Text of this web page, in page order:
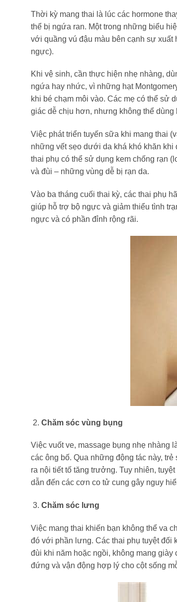
Thời kỳ mang thai là lúc các hormone
thể bị ngứa ran. Một trong những biểu
với quầng vú đậu màu bên cạnh sự xuất
ngực).
Khi vệ sinh, cần thực hiện nhẹ nhàng,
ngứa hay nhức, vì những hạt
khi bé chạm môi vào. Các mẹ có thể sử
giác dễ chịu hơn, nhưng không thể dùng
Việc phát triển tuyến sữa khi mang thai
những vết sẹo dưới da khá khó khăn khi
thai phụ có thể sử dụng kem chống rạn
và đùi – những vùng dễ bị rạn da.
Vào ba tháng cuối thai kỳ, các thai phụ
giúp hỗ trợ bộ ngực và giảm thiểu tình
ngực và có phần đỉnh rộng rãi.
Chăm sóc vùng bụng
Việc vuốt ve, massage bụng nhẹ nhàng
các ông bố. Qua những động tác này,
ra nội tiết tố tăng trưởng. Tuy nhiên,
dẫn đến các cơn co tử cung gây nguy
Chăm sóc lưng
Việc mang thai khiến bạn không thể va
đó với phần lưng. Các thai phụ tuyệt đối
đùi khi năm hoặc ngồi, không mang
đứng và vận động hợp lý cho cột sống